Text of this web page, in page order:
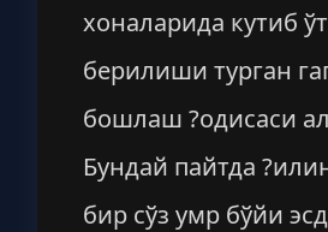
хоналарида кутиб
берилиши турган
бошлаш ?одисаси
Бундай пайтда
бир сўз умр бўйи